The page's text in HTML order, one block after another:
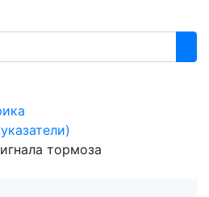
тормоза